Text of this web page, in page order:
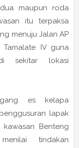
maupun roda
itu terpaksa
menuju Jalan AP
Tamalate IV guna
sekitar lokasi
es kelapa
lapak
Benteng
tindakan